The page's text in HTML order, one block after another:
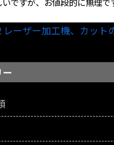
レーザー加工機、カット